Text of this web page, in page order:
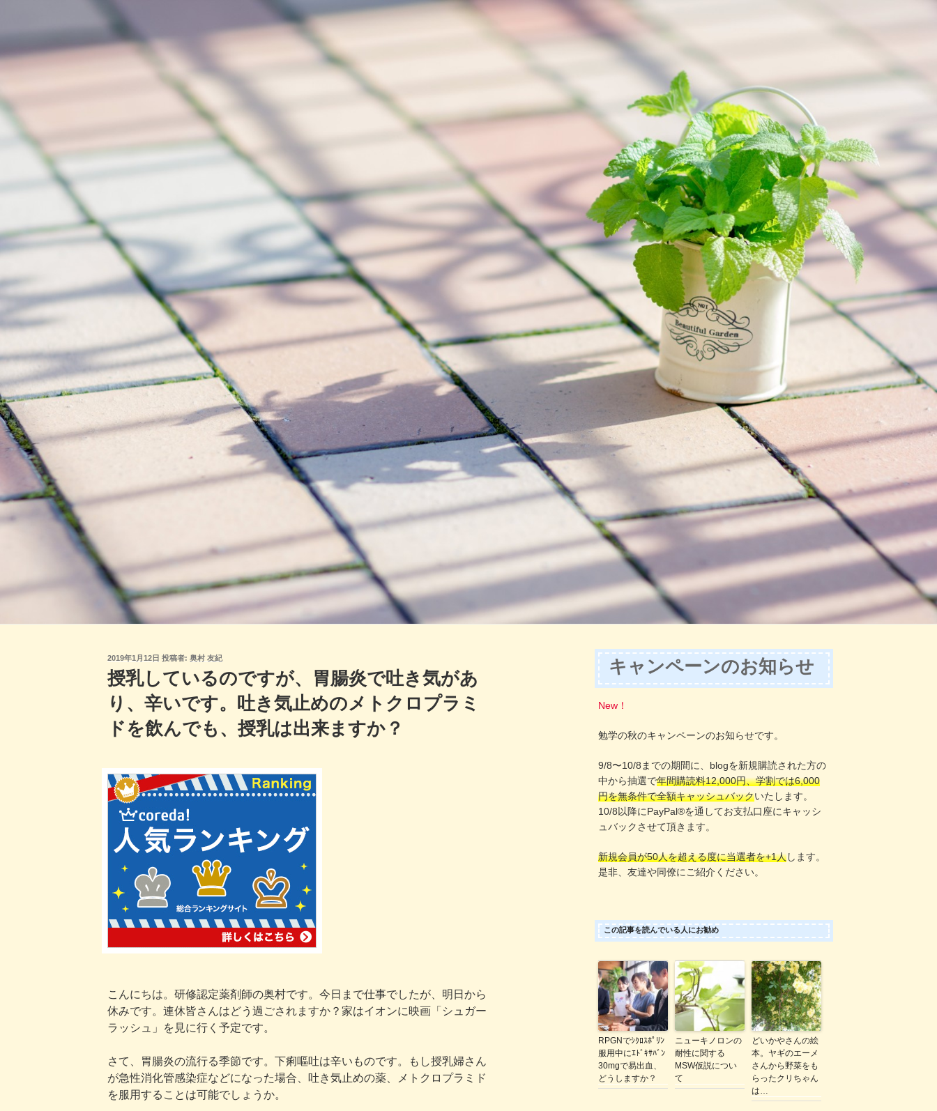
ン
ス
投
稿
日:
2019年1月12日 投稿者: 奥村 友紀
授乳しているのですが、胃腸炎で吐き気があ
り、辛いです。吐き気止めのメトクロプラミ
ドを飲んでも、授乳は出来ますか？
こんにちは。研修認定薬剤師の奥村です。今日まで仕事でしたが、明日から
休みです。連休皆さんはどう過ごされますか？家はイオンに映画「シュガー
ラッシュ」を見に行く予定です。
さて、胃腸炎の流行る季節です。下痢嘔吐は辛いものです。もし授乳婦さん
が急性消化管感染症などになった場合、吐き気止めの薬、メトクロプラミド
を服用することは可能でしょうか。
キャンペーンのお知らせ
New！
勉学の秋のキャンペーンのお知らせです。
9/8〜10/8までの期間に、blogを新規購読された方の
中から抽選で年間購読料12,000円、学割では6,000
円を無条件で全額キャッシュバックいたします。
10/8以降にPayPal®️を通してお支払口座にキャッシ
ュバックさせて頂きます。
新規会員が50人を超える度に当選者を+1人します。
是非、友達や同僚にご紹介ください。
この記事を読んでいる人にお勧め
RPGNでｼｸﾛｽﾎﾟﾘﾝ
服用中にｴﾄﾞｷｻﾊﾞﾝ
30mgで易出血、
どうしますか？
ニューキノロンの
耐性に関する
MSW仮説につい
て
どいかやさんの絵
本。ヤギのエーメ
さんから野菜をも
らったクリちゃん
は…